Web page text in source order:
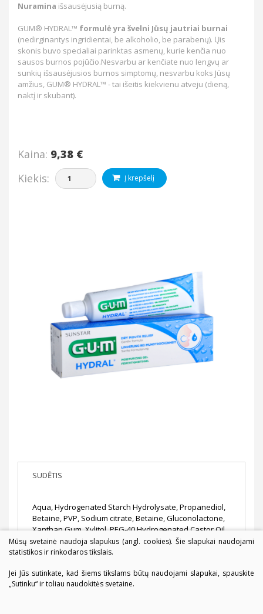
Nuramina išsausėjusią burną.
GUM® HYDRAL™ formulė yra švelni Jūsų jautriai burnai
(nedirginantys ingridientai, be alkoholio, be parabenų). Ųis
skonis buvo specialiai parinktas asmenų, kurie kenčia nuo
sausos burnos pojūčio.Nesvarbu ar kenčiate nuo lengvų ar
sunkių išsausėjusios burnos simptomų, nesvarbu koks Jūsų
amžius, GUM® HYDRAL™ - tai išeitis kiekvienu atveju (dieną,
naktį ir skubant).
Kaina: 9,38 €
Kiekis:
Į krepšelį
SUDĖTIS
Aqua, Hydrogenated Starch Hydrolysate, Propanediol,
Betaine, PVP, Sodium citrate, Betaine, Gluconolactone,
Xanthan Gum, Xylitol, PEG-40 Hydrogenated Castor Oil,
Taurine, Sodium Benzoate, Citric Acid, Sodium
Hydroxide, Sodium Hyaluronate, Sucrose, Stevia
19140, CI 42090.
Mūsų svetainė naudoja slapukus (angl. cookies). Šie slapukai naudojami
statistikos ir rinkodaros tikslais.
Jei Jūs sutinkate, kad šiems tikslams būtų naudojami slapukai, spauskite
„Sutinku“ ir toliau naudokitės svetaine.